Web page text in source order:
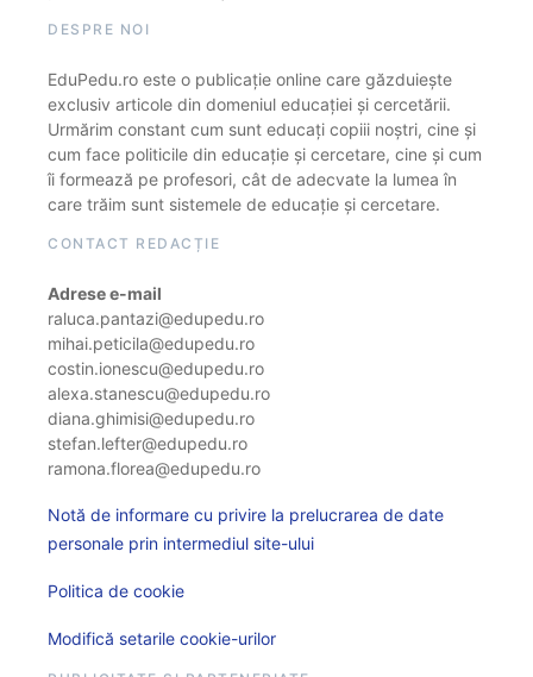
DESPRE NOI
EduPedu.ro este o publicație online care găzduiește
exclusiv articole din domeniul educației și cercetării.
Urmărim constant cum sunt educați copiii noștri, cine și
cum face politicile din educație și cercetare, cine și cum
îi formează pe profesori, cât de adecvate la lumea în
care trăim sunt sistemele de educație și cercetare.
CONTACT REDACȚIE
Adrese e-mail
raluca.pantazi@edupedu.ro
mihai.peticila@edupedu.ro
costin.ionescu@edupedu.ro
alexa.stanescu@edupedu.ro
diana.ghimisi@edupedu.ro
stefan.lefter@edupedu.ro
ramona.florea@edupedu.ro
Notă de informare cu privire la prelucrarea de date
personale prin intermediul site-ului
Politica de cookie
Modifică setarile cookie-urilor